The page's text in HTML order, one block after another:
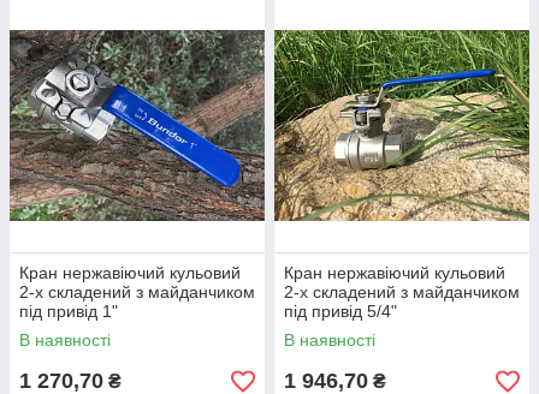
Кран нержавіючий кульовий
2-х складений з майданчиком
під привід 1"
В наявності
1 270,70 ₴
Кран нержавіючий кульовий
2-х складений з майданчиком
під привід 5/4"
В наявності
1 946,70 ₴